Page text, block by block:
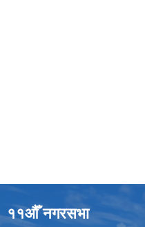
११औँ नगरसभा